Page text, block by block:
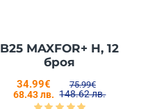
B25 MAXFOR+ H, 12
броя
34.99€
68.43 лв.
75.99€
148.62 лв.